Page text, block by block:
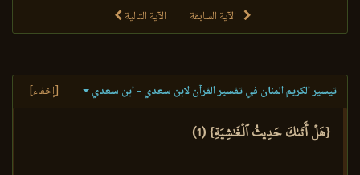
الآية السابقة الآية التالية
تيسير الكريم المنان في تفسير القرآن لابن سعدي - ابن سعدي [إخفاء]
{هَلۡ أَتَىٰكَ حَدِيثُ ٱلۡغَٰشِيَةِ} (1)